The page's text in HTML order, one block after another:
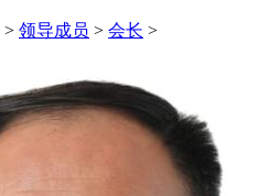
> 领导成员 > 会长 >